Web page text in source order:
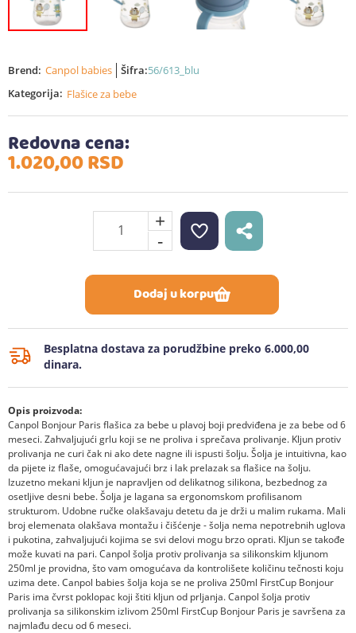
Brend: Canpol babies Šifra:56/613_blu
Kategorija: Flašice za bebe
Redovna cena:
1.020,00RSD
+
-
Dodaj u korpu
Besplatna dostava za porudžbine preko 6.000,00
dinara.
Opis proizvoda:
Canpol Bonjour Paris flašica za bebe u plavoj boji predviđena je za bebe od 6
meseci. Zahvaljujući grlu koji se ne proliva i sprečava prolivanje. Kljun protiv
prolivanja ne curi čak ni ako dete nagne ili ispusti šolju. Šolja je intuitivna, kao
da pijete iz flaše, omogućavajući brz i lak prelazak sa flašice na šolju.
Izuzetno mekani kljun je napravljen od delikatnog silikona, bezbednog za
osetljive desni bebe. Šolja je lagana sa ergonomskom profilisanom
strukturom. Udobne ručke olakšavaju detetu da je drži u malim rukama. Mali
broj elemenata olakšava montažu i čišćenje - šolja nema nepotrebnih uglova
i pukotina, zahvaljujući kojima se svi delovi mogu brzo oprati. Kljun se takođe
može kuvati na pari. Canpol šolja protiv prolivanja sa silikonskim kljunom
250ml je providna, što vam omogućava da kontrolišete količinu tečnosti koju
uzima dete. Canpol babies šolja koja se ne proliva 250ml FirstCup Bonjour
Paris ima čvrst poklopac koji štiti kljun od prljanja. Canpol šolja protiv
prolivanja sa silikonskim izlivom 250ml FirstCup​ Bonjour Paris je savršena za
najmlađu decu od 6 meseci.